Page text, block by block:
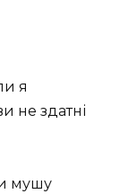
я
не здатні
мушу